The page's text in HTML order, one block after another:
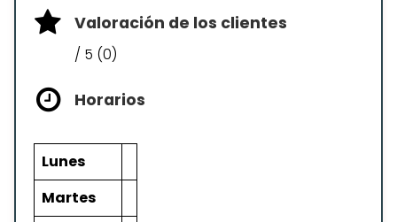
Valoración de los clientes
/ 5 (0)
Horarios
Lunes
Martes